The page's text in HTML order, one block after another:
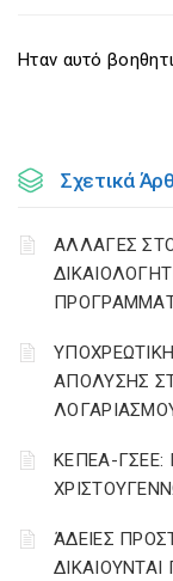
Ηταν αυτό
Σχετικά
ΑΛΛΑΓΕΣ
ΑΠΟΛΥΣΗΣ
ΚΕΠΕΑ-ΓΣΕΕ:
ΆΔΕΙΕΣ